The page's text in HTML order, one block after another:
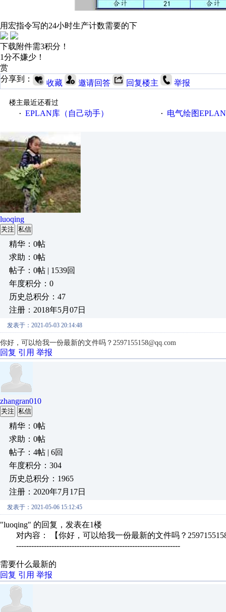
用宏指令写的24小时生产计数需要的下
下载附件需3积分！
1分不嫌少！
赏
分享到：
收藏 邀请回答 回复楼主 举报
楼主最近还看过
· EPLAN库（自己动手） · 电气绘图
luoqing
关注 私信
精华：0帖
求助：0帖
帖子：0帖 | 1539回
年度积分：0
历史总积分：47
注册：2018年5月07日
发表于：2021-05-03 20:14:48
你好，可以给我一份最新的文件吗？2597155158@qq.com
回复 引用 举报
zhangran010
关注 私信
精华：0帖
求助：0帖
帖子：4帖 | 6回
年度积分：304
历史总积分：1965
注册：2020年7月17日
发表于：2021-05-06 15:12:45
"luoqing" 的回复，发表在1楼
对内容： 【你好，可以给我一份最新的文件吗？
-----------------------------------------------------------------
需要什么最新的
回复 引用 举报